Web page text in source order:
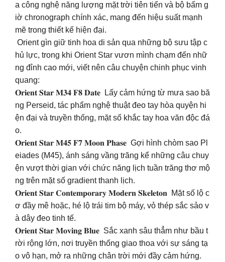
a công nghệ năng lượng mặt trời tiên tiến và bộ bấm g
iờ chronograph chính xác, mang đến hiệu suất mạnh
mẽ trong thiết kế hiện đại.
Orient gìn giữ tinh hoa di sản qua những bộ sưu tập c
hủ lực, trong khi Orient Star vươn mình chạm đến nhữ
ng đỉnh cao mới, viết nên câu chuyện chinh phục vinh
quang:
𝐎𝐫𝐢𝐞𝐧𝐭 𝐒𝐭𝐚𝐫 𝐌𝟑𝟒 𝐅𝟖 𝐃𝐚𝐭𝐞 Lấy cảm hứng từ mưa sao bă
ng Perseid, tác phẩm nghệ thuật đeo tay hòa quyện hi
ện đại và truyền thống, mặt số khắc tay hoa văn độc đá
o.
𝐎𝐫𝐢𝐞𝐧𝐭 𝐒𝐭𝐚𝐫 𝐌𝟒𝟓 𝐅𝟕 𝐌𝐨𝐨𝐧 𝐏𝐡𝐚𝐬𝐞 Gợi hình chòm sao Pl
eiades (M45), ánh sáng vầng trăng kể những câu chuy
ện vượt thời gian với chức năng lịch tuần trăng thơ mộ
ng trên mặt số gradient thanh lịch.
𝐎𝐫𝐢𝐞𝐧𝐭 𝐒𝐭𝐚𝐫 𝐂𝐨𝐧𝐭𝐞𝐦𝐩𝐨𝐫𝐚𝐫𝐲 𝐌𝐨𝐝𝐞𝐫𝐧 𝐒𝐤𝐞𝐥𝐞𝐭𝐨𝐧 Mặt số lộ c
ơ đầy mê hoặc, hé lộ trái tim bộ máy, vỏ thép sắc sảo v
à dây đeo tinh tế.
𝐎𝐫𝐢𝐞𝐧𝐭 𝐒𝐭𝐚𝐫 𝐌𝐨𝐯𝐢𝐧𝐠 𝐁𝐥𝐮𝐞 Sắc xanh sâu thẳm như bầu t
rời rộng lớn, nơi truyền thống giao thoa với sự sáng tạ
o vô hạn, mở ra những chân trời mới đầy cảm hứng.